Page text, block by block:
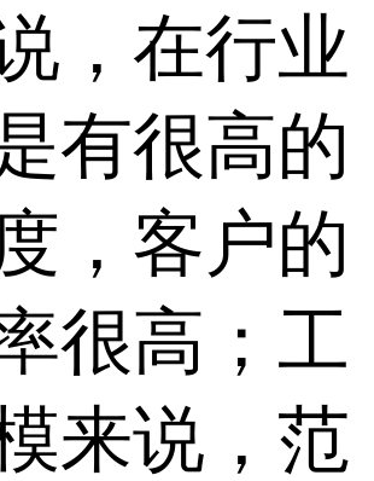
，在行业
有很高的
，客户的
很高；工
来说，范